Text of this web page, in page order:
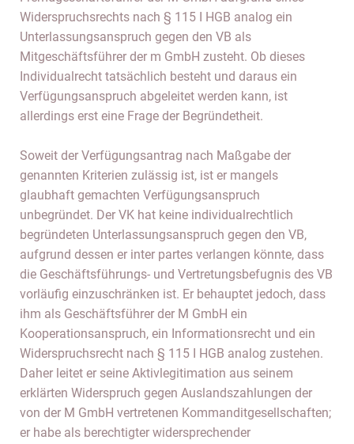
Widerspruchsrechts nach § 115 I HGB analog ein
Unterlassungsanspruch gegen den VB als
Mitgeschäftsführer der m GmbH zusteht. Ob dieses
Individualrecht tatsächlich besteht und daraus ein
Verfügungsanspruch abgeleitet werden kann, ist
allerdings erst eine Frage der Begründetheit.
Soweit der Verfügungsantrag nach Maßgabe der
genannten Kriterien zulässig ist, ist er mangels
glaubhaft gemachten Verfügungsanspruch
unbegründet. Der VK hat keine individualrechtlich
begründeten Unterlassungsanspruch gegen den VB,
aufgrund dessen er inter partes verlangen könnte, dass
die Geschäftsführungs- und Vertretungsbefugnis des VB
vorläufig einzuschränken ist. Er behauptet jedoch, dass
ihm als Geschäftsführer der M GmbH ein
Kooperationsanspruch, ein Informationsrecht und ein
Widerspruchsrecht nach § 115 I HGB analog zustehen.
Daher leitet er seine Aktivlegitimation aus seinem
erklärten Widerspruch gegen Auslandszahlungen der
von der M GmbH vertretenen Kommanditgesellschaften;
er habe als berechtigter widersprechender